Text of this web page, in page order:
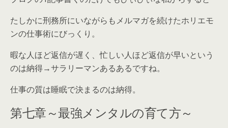
たしかに刑務所にいながらもメルマガを続けたホリエモ
ンの仕事術にびっくり。
暇な人ほど返信が遅く、忙しい人ほど返信が早いという
のは納得→サラリーマンあるあるですね。
仕事の質は睡眠で決まるのは納得。
第七章～最強メンタルの育て方～